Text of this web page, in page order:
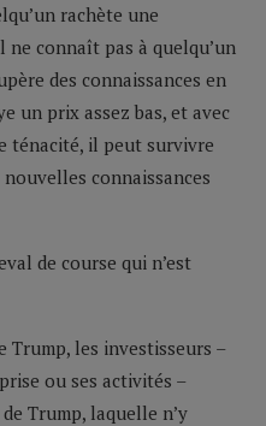
rachète une
connaît pas à quelqu’un
des connaissances en
un prix assez bas, et avec
ténacité, il peut survivre
connaissances
de course qui n’est
Trump, les investisseurs –
ou ses activités –
Trump, laquelle n’y